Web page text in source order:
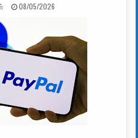
PUBLISHED DATE:
08/05/2026